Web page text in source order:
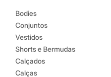
Bodies
Conjuntos
Vestidos
Shorts e Bermudas
Calçados
Calças